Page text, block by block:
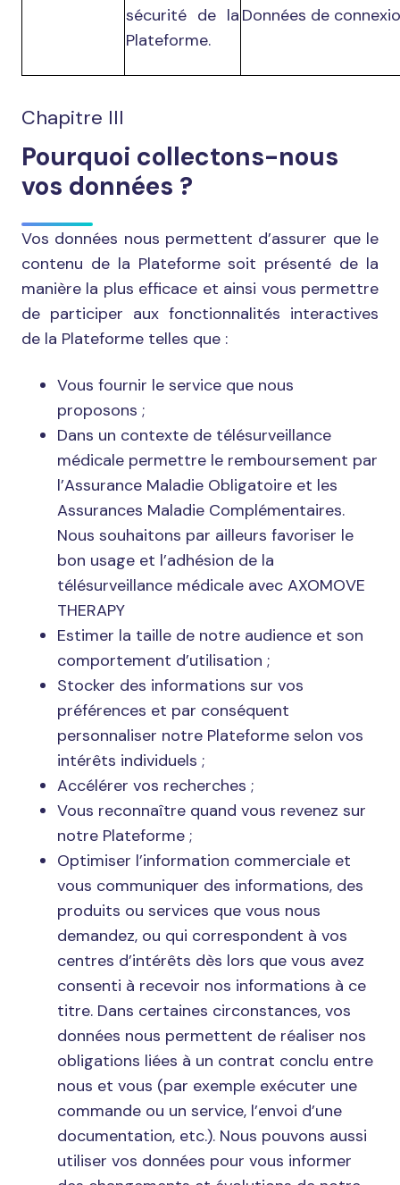
sécurité de la
Plateforme.
Données de
Chapitre III
Pourquoi collectons-nous
vos données ?
Vos données nous permettent d’assurer que le
contenu de la Plateforme soit présenté de la
manière la plus efficace et ainsi vous permettre
de participer aux fonctionnalités interactives
de la Plateforme telles que :
Vous fournir le service que nous
proposons ;
Dans un contexte de télésurveillance
médicale permettre le remboursement par
l’Assurance Maladie Obligatoire et les
Assurances Maladie Complémentaires.
Nous souhaitons par ailleurs favoriser le
bon usage et l’adhésion de la
télésurveillance médicale avec AXOMOVE
THERAPY
Estimer la taille de notre audience et son
comportement d’utilisation ;
Stocker des informations sur vos
préférences et par conséquent
personnaliser notre Plateforme selon vos
intérêts individuels ;
Accélérer vos recherches ;
Vous reconnaître quand vous revenez sur
notre Plateforme ;
Optimiser l’information commerciale et
vous communiquer des informations, des
produits ou services que vous nous
demandez, ou qui correspondent à vos
centres d’intérêts dès lors que vous avez
consenti à recevoir nos informations à ce
titre. Dans certaines circonstances, vos
données nous permettent de réaliser nos
obligations liées à un contrat conclu entre
nous et vous (par exemple exécuter une
commande ou un service, l’envoi d’une
documentation, etc.). Nous pouvons aussi
utiliser vos données pour vous informer